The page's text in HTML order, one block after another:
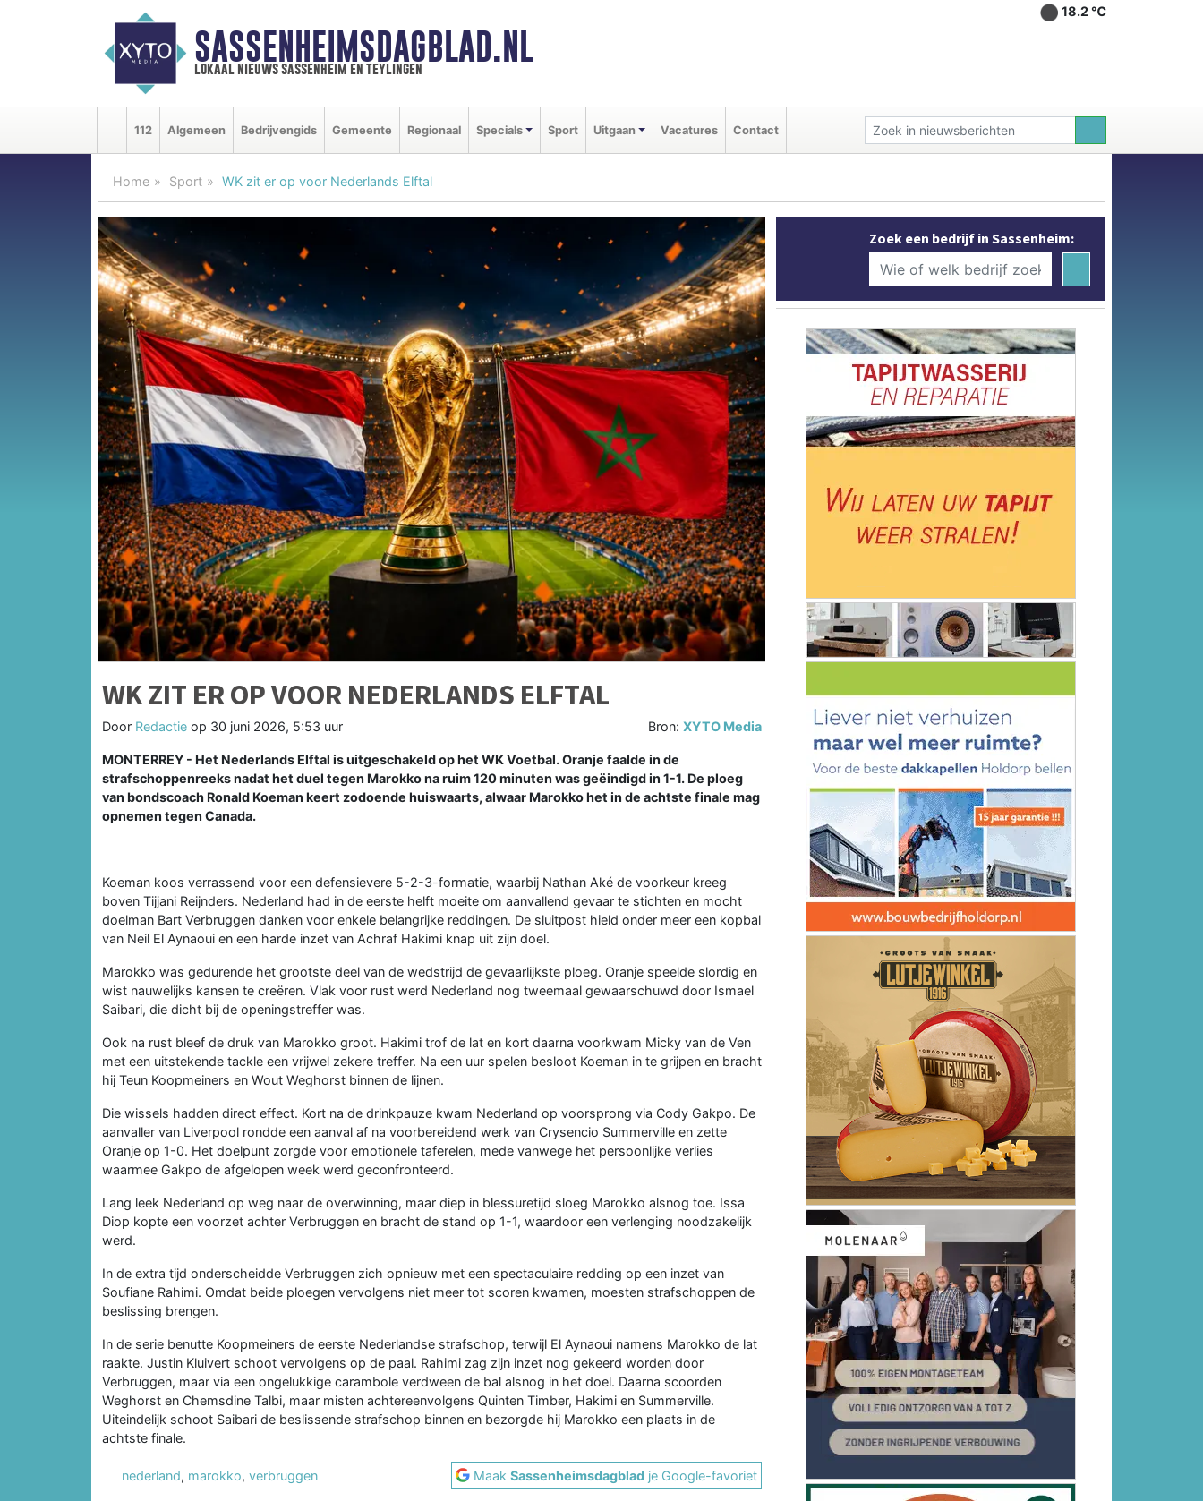
SASSENHEIMSDAGBLAD.NL
lokaal nieuws sassenheim en teylingen
18.2 ℃
112 Algemeen Bedrijvengids Gemeente Regionaal Specials Sport Uitgaan Vacatures Contact
Home Sport WK zit er op voor Nederlands Elftal
WK ZIT ER OP VOOR NEDERLANDS ELFTAL
Door Redactie op 30 juni 2026, 5:53 uur Bron:XYTO Media
MONTERREY - Het Nederlands Elftal is uitgeschakeld op het WK Voetbal. Oranje faalde in de
strafschoppenreeks nadat het duel tegen Marokko na ruim 120 minuten was geëindigd in 1-1. De ploeg
van bondscoach Ronald Koeman keert zodoende huiswaarts, alwaar Marokko het in de achtste finale mag
opnemen tegen Canada.
Koeman koos verrassend voor een defensievere 5-2-3-formatie, waarbij Nathan Aké de voorkeur kreeg
boven Tijjani Reijnders. Nederland had in de eerste helft moeite om aanvallend gevaar te stichten en mocht
doelman Bart Verbruggen danken voor enkele belangrijke reddingen. De sluitpost hield onder meer een kopbal
van Neil El Aynaoui en een harde inzet van Achraf Hakimi knap uit zijn doel.
Marokko was gedurende het grootste deel van de wedstrijd de gevaarlijkste ploeg. Oranje speelde slordig en
wist nauwelijks kansen te creëren. Vlak voor rust werd Nederland nog tweemaal gewaarschuwd door Ismael
Saibari, die dicht bij de openingstreffer was.
Ook na rust bleef de druk van Marokko groot. Hakimi trof de lat en kort daarna voorkwam Micky van de Ven
met een uitstekende tackle een vrijwel zekere treffer. Na een uur spelen besloot Koeman in te grijpen en bracht
hij Teun Koopmeiners en Wout Weghorst binnen de lijnen.
Die wissels hadden direct effect. Kort na de drinkpauze kwam Nederland op voorsprong via Cody Gakpo. De
aanvaller van Liverpool rondde een aanval af na voorbereidend werk van Crysencio Summerville en zette
Oranje op 1-0. Het doelpunt zorgde voor emotionele taferelen, mede vanwege het persoonlijke verlies
waarmee Gakpo de afgelopen week werd geconfronteerd.
Lang leek Nederland op weg naar de overwinning, maar diep in blessuretijd sloeg Marokko alsnog toe. Issa
Diop kopte een voorzet achter Verbruggen en bracht de stand op 1-1, waardoor een verlenging noodzakelijk
werd.
In de extra tijd onderscheidde Verbruggen zich opnieuw met een spectaculaire redding op een inzet van
Soufiane Rahimi. Omdat beide ploegen vervolgens niet meer tot scoren kwamen, moesten strafschoppen de
beslissing brengen.
In de serie benutte Koopmeiners de eerste Nederlandse strafschop, terwijl El Aynaoui namens Marokko de lat
raakte. Justin Kluivert schoot vervolgens op de paal. Rahimi zag zijn inzet nog gekeerd worden door
Verbruggen, maar via een ongelukkige carambole verdween de bal alsnog in het doel. Daarna scoorden
Weghorst en Chemsdine Talbi, maar misten achtereenvolgens Quinten Timber, Hakimi en Summerville.
Uiteindelijk schoot Saibari de beslissende strafschop binnen en bezorgde hij Marokko een plaats in de
achtste finale.
nederland, marokko, verbruggen MaakSassenheimsdagblad je Google-favoriet
Zoek een bedrijf in Sassenheim: